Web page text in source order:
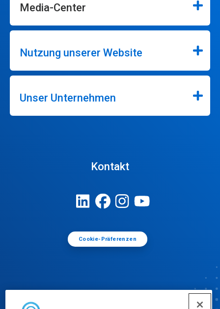
Media-Center
Nutzung unserer Website
Unser Unternehmen
Kontakt
Cookie-Präferenzen